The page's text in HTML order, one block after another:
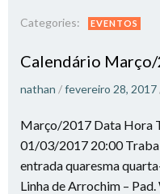
Categories: EVENTOS
Calendário
nathan /fevereiro 28, 2017
Março/2017 Data Hora
01/03/2017 20:00
entrada quaresma
Linha de Arrochim –